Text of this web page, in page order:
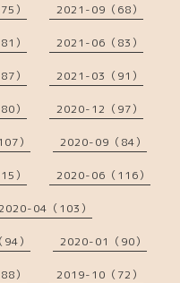
） 2021-09（68）
） 2021-06（83）
） 2021-03（91）
） 2020-12（97）
） 2020-09（84）
） 2020-06（116）
04（103）
） 2020-01（90）
） 2019-10（72）